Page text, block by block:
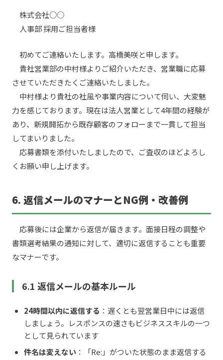
株式会社○○
人事部 採用ご担当者様
初めてご連絡いたします。高橋美咲と申します。
貴社営業部の中村様よりご紹介いただき、営業職に応募
させていただきたくご連絡いたしました。
中村様より貴社の社風や事業内容について伺い、大変魅
力を感じております。現在は法人営業として4年間の経験が
あり、新規開拓から既存顧客のフォローまで一貫して担当
してまいりました。
応募書類を添付いたしましたので、ご査収のほどよろし
くお願い申し上げます。
6. 返信メールのマナーとNG例・改善例
応募後には企業から返信が届きます。面接日程の調整や
書類選考結果の通知に対して、適切に返信することも重要
なマナーです。
6.1 返信メールの基本ルール
24時間以内に返信する ：遅くとも翌営業日中には返信
しましょう。レスポンスの速さもビジネススキルの一つ
として見られています
件名は変えない ：「Re:」がついた状態のまま返信する